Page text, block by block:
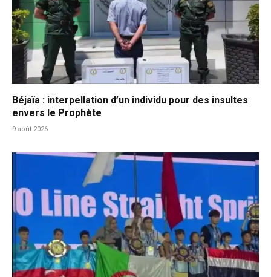
Béjaïa : interpellation d’un individu pour des insultes
envers le Prophète
9 août 2026